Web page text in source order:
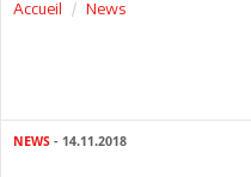
Accueil News
NEWS - 14.11.2018